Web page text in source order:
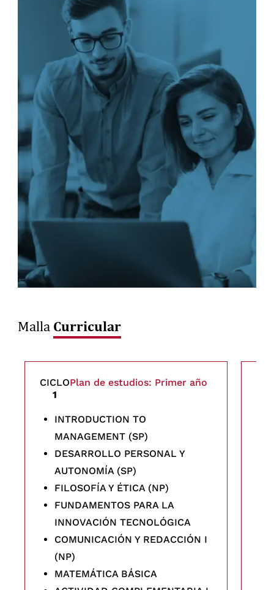
Malla Curricular
CICLO
1
Plan de estudios: Primer año
INTRODUCTION TO
MANAGEMENT (SP)
DESARROLLO PERSONAL Y
AUTONOMÍA (SP)
FILOSOFÍA Y ÉTICA (NP)
FUNDAMENTOS PARA LA
INNOVACIÓN TECNOLÓGICA
COMUNICACIÓN Y REDACCIÓN I
(NP)
MATEMÁTICA BÁSICA